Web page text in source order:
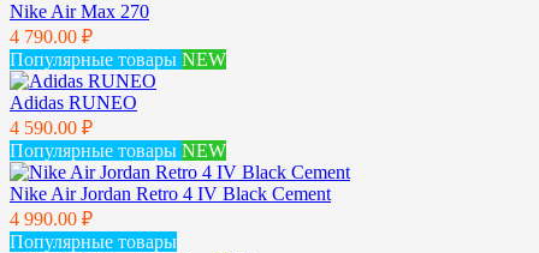
Nike Air Max 270
4 790.00 ₽
Популярные товары NEW
Adidas RUNEO
4 590.00 ₽
Популярные товары NEW
Nike Air Jordan Retro 4 IV Black Cement
4 990.00 ₽
Популярные товары